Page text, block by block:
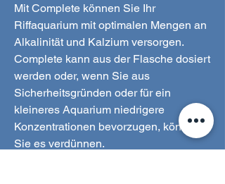
Mit Complete können Sie Ihr
Riffaquarium mit optimalen Mengen an
Alkalinität und Kalzium versorgen.
Complete kann aus der Flasche dosiert
werden oder, wenn Sie aus
Sicherheitsgründen oder für ein
kleineres Aquarium niedrigere
Konzentrationen bevorzugen, können
Sie es verdünnen.